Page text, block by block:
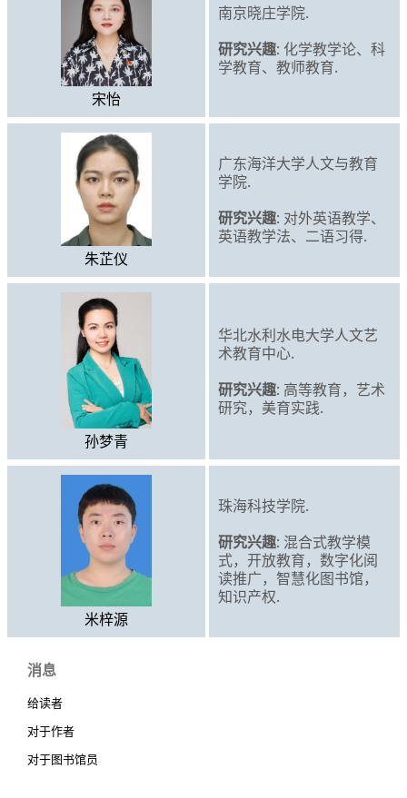
宋怡
南京晓庄学院.
研究兴趣: 化学教学论、科
学教育、教师教育.
朱芷仪
广东海洋大学人文与教育
学院.
研究兴趣: 对外英语教学、
英语教学法、二语习得.
孙梦青
华北水利水电大学人文艺
术教育中心.
研究兴趣: 高等教育，艺术
研究，美育实践.
米梓源
珠海科技学院.
研究兴趣: 混合式教学模
式，开放教育，数字化阅
读推广，智慧化图书馆，
知识产权.
消息
给读者
对于作者
对于图书馆员